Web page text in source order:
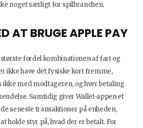
noget særligt for spilbranchen.
AT BRUGE APPLE PAY
fordel kombinationen af fart og
ikke have det fysiske kort fremme,
med modtageren, og hver betaling
Samtidig giver Wallet-appen et
seneste transaktioner på enheden,
holde styr på, hvad der er betalt. For